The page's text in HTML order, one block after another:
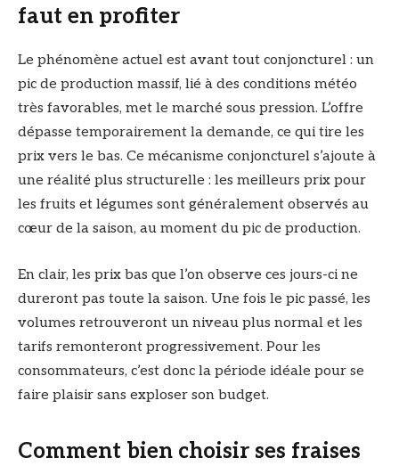
faut en profiter
Le phénomène actuel est avant tout conjoncturel : un
pic de production massif, lié à des conditions météo
très favorables, met le marché sous pression. L’offre
dépasse temporairement la demande, ce qui tire les
prix vers le bas. Ce mécanisme conjoncturel s’ajoute à
une réalité plus structurelle : les meilleurs prix pour
les fruits et légumes sont généralement observés au
cœur de la saison, au moment du pic de production.
En clair, les prix bas que l’on observe ces jours-ci ne
dureront pas toute la saison. Une fois le pic passé, les
volumes retrouveront un niveau plus normal et les
tarifs remonteront progressivement. Pour les
consommateurs, c’est donc la période idéale pour se
faire plaisir sans exploser son budget.
Comment bien choisir ses fraises